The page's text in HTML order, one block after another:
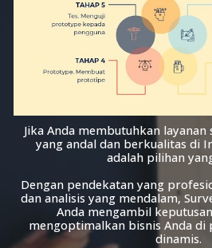
Jika Anda membutuhkan
yang andal dan berkualitas di
adalah pilihan
Dengan pendekatan yang
dan analisis yang mendalam,
Anda mengambil
mengoptimalkan bisnis Anda di
dinamis.